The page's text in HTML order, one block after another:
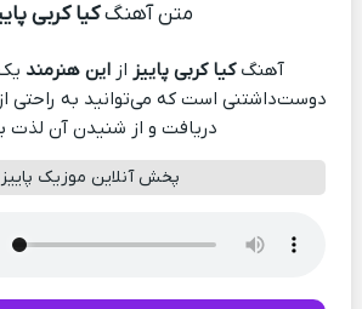
متن آهنگکیا کربی
آهنگکیا کربی پاییز از این هنرمند
دوست‌داشتنی است که می‌توانید به راحتی از
دریافت و از شنیدن آن لذت
پخش آنلاین موزیک پاییز